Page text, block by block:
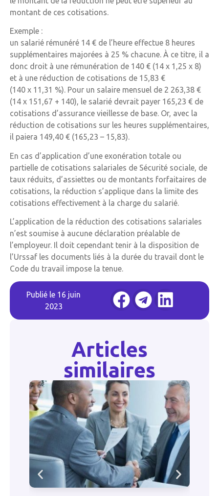
montant de ces cotisations.
Exemple :
un salarié rémunéré 14 € de l’heure effectue 8 heures
supplémentaires majorées à 25 % chacune. À ce titre, il a
donc droit à une rémunération de 140 € (14 x 1,25 x 8)
et à une réduction de cotisations de 15,83 €
(140 x 11,31 %). Pour un salaire mensuel de 2 263,38 €
(14 x 151,67 + 140), le salarié devrait payer 165,23 € de
cotisations d’assurance vieillesse de base. Or, avec la
réduction de cotisations sur les heures supplémentaires,
il paiera 149,40 € (165,23 – 15,83).
En cas d’application d’une exonération totale ou
partielle de cotisations salariales de Sécurité sociale, de
taux réduits, d’assiettes ou de montants forfaitaires de
cotisations, la réduction s’applique dans la limite des
cotisations effectivement à la charge du salarié.
L’application de la réduction des cotisations salariales
n’est soumise à aucune déclaration préalable de
l’employeur. Il doit cependant tenir à la disposition de
l’Urssaf les documents liés à la durée du travail dont le
Code du travail impose la tenue.
Publié le 16 juin
2023
Articles
similaires